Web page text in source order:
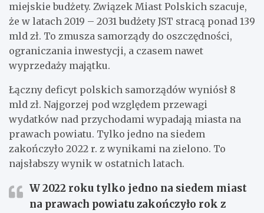
miejskie budżety. Związek Miast Polskich szacuje,
że w latach 2019 – 2031 budżety JST stracą ponad 139
mld zł. To zmusza samorządy do oszczędności,
ograniczania inwestycji, a czasem nawet
wyprzedaży majątku.
Łączny deficyt polskich samorządów wyniósł 8
mld zł. Najgorzej pod względem przewagi
wydatków nad przychodami wypadają miasta na
prawach powiatu. Tylko jedno na siedem
zakończyło 2022 r. z wynikami na zielono. To
najsłabszy wynik w ostatnich latach.
W 2022 roku tylko jedno na siedem miast
na prawach powiatu zakończyło rok z